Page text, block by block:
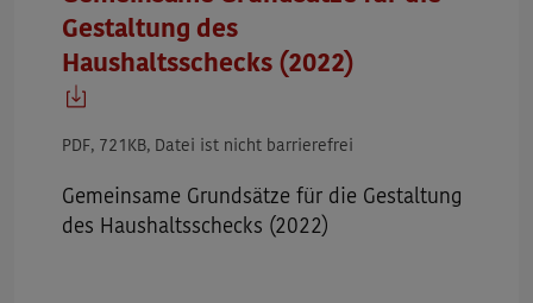
Gestaltung des
Haushaltsschecks (2022)
PDF, 721KB, Datei ist nicht barrierefrei
Gemeinsame Grundsätze für die Gestaltung
des Haushaltsschecks (2022)